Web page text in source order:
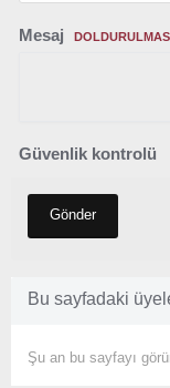
Mesaj
Güvenlik kontrolü
Gönder
Bu sayfadaki
Şu an bu sayfayı